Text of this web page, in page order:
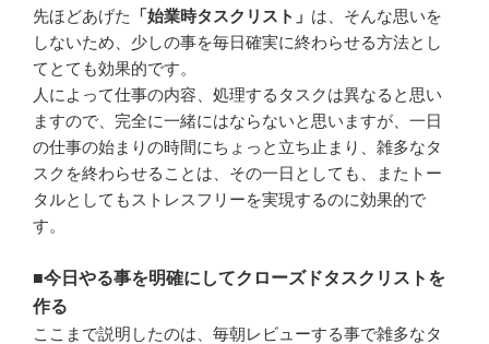
先ほどあげた
「始業時タスクリスト」 は、そんな思いを
しないため、少しの事を毎日確実に終わらせる方法とし
てとても効果的です。
人によって仕事の内容、処理するタスクは異なると思い
ますので、完全に一緒にはならないと思いますが、一日
の仕事の始まりの時間にちょっと立ち止まり、雑多なタ
スクを終わらせることは、その一日としても、またトー
タルとしてもストレスフリーを実現するのに効果的で
す。
■今日やる事を明確にしてクローズドタスクリストを
作る
ここまで説明したのは、毎朝レビューする事で雑多なタ